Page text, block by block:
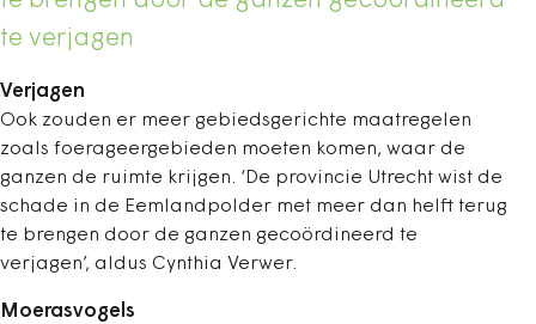
te verjagen
Verjagen
Ook zouden er meer gebiedsgerichte maatregelen
zoals foerageergebieden moeten komen, waar de
ganzen de ruimte krijgen. ‘De provincie Utrecht wist de
schade in de Eemlandpolder met meer dan helft terug
te brengen door de ganzen gecoördineerd te
verjagen’, aldus Cynthia Verwer.
Moerasvogels